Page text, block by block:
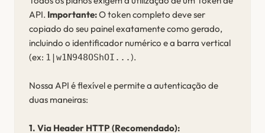
API. Importante:O token completo deve ser
copiado do seu painel exatamente como gerado,
incluindo o identificador numérico e a barra vertical
(ex: 1|w1N948OShOI...).
Nossa API é flexível e permite a autenticação de
duas maneiras:
1. Via Header HTTP (Recomendado):